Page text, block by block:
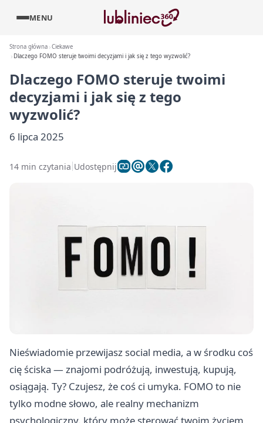
MENU
Strona główna Ciekawe
Dlaczego FOMO steruje twoimi decyzjami i jak się z tego wyzwolić?
Dlaczego FOMO steruje twoimi
decyzjami i jak się z tego
wyzwolić?
6 lipca 2025
14 min czytania Udostępnij
Nieświadomie przewijasz social media, a w środku coś
cię ściska — znajomi podróżują, inwestują, kupują,
osiągają. Ty? Czujesz, że coś ci umyka. FOMO to nie
tylko modne słowo, ale realny mechanizm
psychologiczny, który może sterować twoim życiem